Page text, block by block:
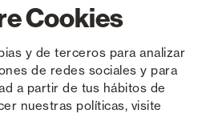
Cookies
y de terceros para analizar
de redes sociales y para
a partir de tus hábitos de
nuestras políticas, visite
Política de privacidade Aviso Legal Cookies